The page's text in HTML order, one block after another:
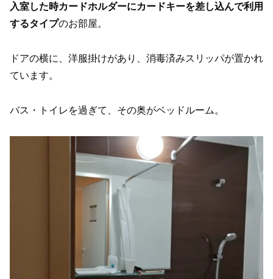
入室した時カードホルダーにカードキーを差し込んで利用
するタイプのお部屋。
ドアの横に、洋服掛けがあり、消毒済みスリッパが置かれ
ています。
バス・トイレを過ぎて、その奥がベッドルーム。